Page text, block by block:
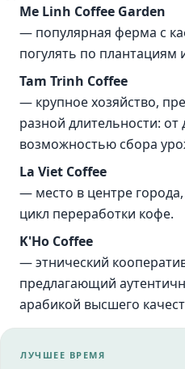
Me Linh Coffee Garden
— популярная ферма с
погулять по плантациям
Tam Trinh Coffee
— крупное хозяйство,
разной длительности: от
возможностью сбора
La Viet Coffee
— место в центре
цикл переработки кофе.
K'Ho Coffee
— этнический
предлагающий
арабикой высшего
ЛУЧШЕЕ ВРЕМЯ